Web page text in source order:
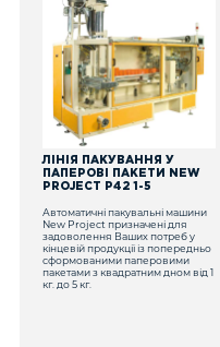
ЛІНІЯ ПАКУВАННЯ У
ПАПЕРОВІ ПАКЕТИ NEW
PROJECT Р42 1-5
Автоматичні пакувальні машини
New Project призначені для
задоволення Ваших потреб у
кінцевій продукції із попередньо
сформованими паперовими
пакетами з квадратним дном від 1
кг. до 5 кг.